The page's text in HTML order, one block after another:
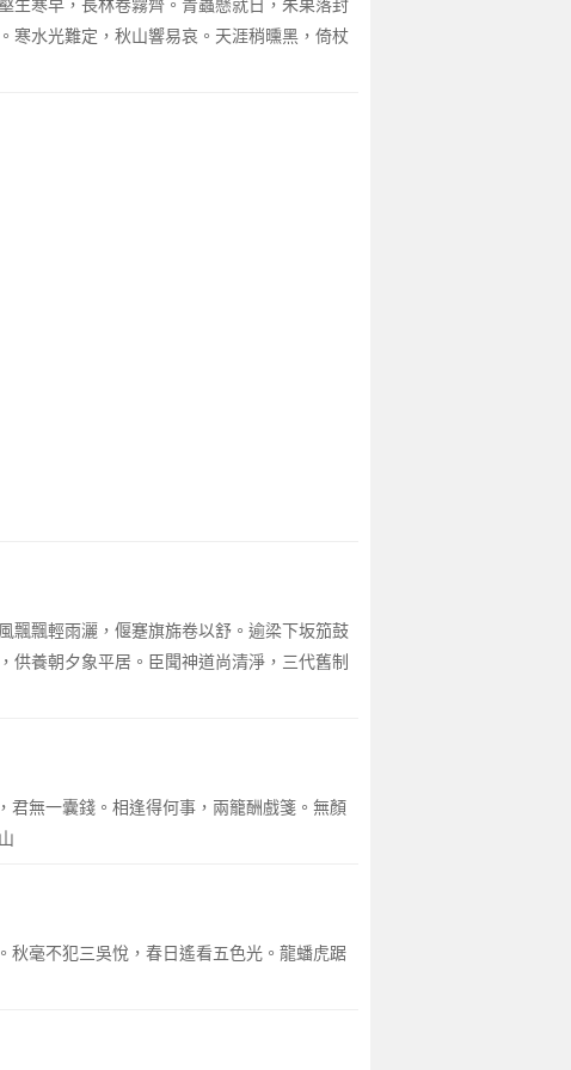
生寒早，長林卷霧齊。青蟲懸就日，朱果落封
寒水光難定，秋山響易哀。天涯稍曛黑，倚杖
飄飄輕雨灑，偃蹇旗旆卷以舒。逾梁下坂笳鼓
供養朝夕象平居。臣聞神道尚清淨，三代舊制
君無一囊錢。相逢得何事，兩籠酬戲箋。無顏
秋毫不犯三吳悅，春日遙看五色光。龍蟠虎踞